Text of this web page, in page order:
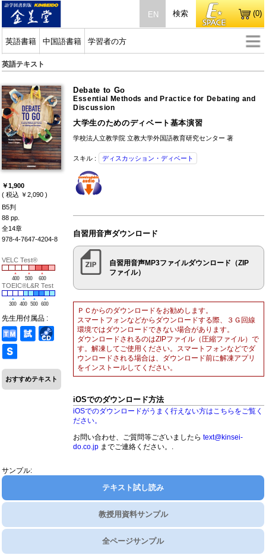
EN
英語書籍 中国語書籍 学習者の方
検索 (0)
英語テキスト
￥1,900
( 税込 ￥2,090 )
B5判
88 pp.
全14章
978-4-7647-4204-8
VELC Test®
400 500 600
TOEIC®L&R Test
300 400 500 600
先生用付属品 :
おすすめテキスト
Debate to Go
Essential Methods and Practice for Debating and
Discussion
大学生のためのディベート基本演習
学校法人立教学院 立教大学外国語教育研究センター 著
スキル : ディスカッション・ディベート
自習用音声ダウンロード
自習用音声MP3ファイルダウンロード（ZIP
ファイル）
ＰＣからのダウンロードをお勧めします。
スマートフォンなどからダウンロードする際、３Ｇ回線
環境ではダウンロードできない場合があります。
ダウンロードされるのはZIPファイル（圧縮ファイル）で
す。解凍してご使用ください。スマートフォンなどでダ
ウンロードされる場合は、ダウンロード前に解凍アプリ
をインストールしてください。
iOSでのダウンロード方法
iOSでのダウンロードがうまく行えない方はこちらをご覧く
ださい。
お問い合わせ、ご質問等ございましたら text@kinsei-
do.co.jp までご連絡ください。.
サンプル:
テキスト試し読み
教授用資料サンプル
全ページサンプル